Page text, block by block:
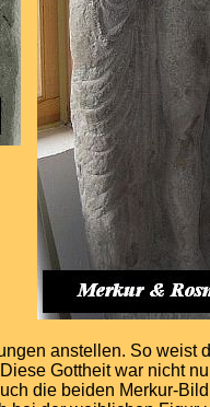
anstellen. So weist
Gottheit war nicht
die beiden Merkur-